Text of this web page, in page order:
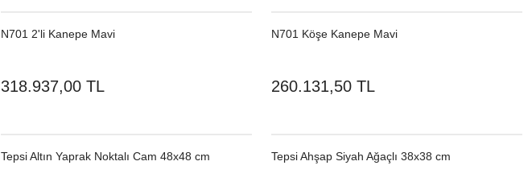
N701 2'li Kanepe Mavi
318.937,00 TL
N701 Köşe Kanepe Mavi
260.131,50 TL
Tepsi Altın Yaprak Noktalı Cam 48x48 cm Tepsi Ahşap Siyah Ağaçlı 38x38 cm